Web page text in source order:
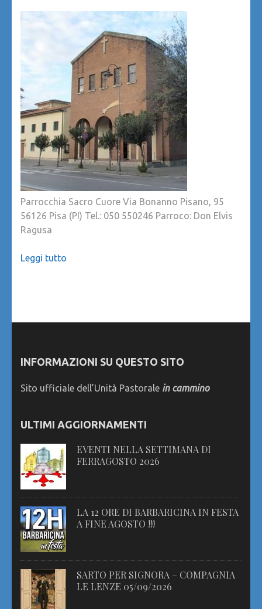
Parrocchia Sacro Cuore Via Bonanno Pisano, 95
56126 Pisa (PI) Tel.: 050 550246 Parroco: Don Elvis
Ragusa
Leggi tutto
INFORMAZIONI SU QUESTO SITO
Sito ufficiale dell’Unità Pastorale in cammino
ULTIMI AGGIORNAMENTI
EVENTI NELLA SETTIMANA DI
FERRAGOSTO 2026
LA 12 ORE DI BARBARICINA IN FESTA
A FINE AGOSTO !!!
SARTO PER SIGNORA – COMPAGNIA
LE LENZE 05/09/2026